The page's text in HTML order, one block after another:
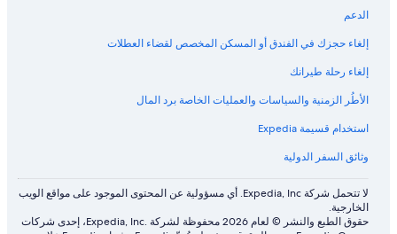
الدعم
إلغاء حجزك في الفندق أو المسكن المخصص لقضاء العطلات
إلغاء رحلة طيرانك
الأطُر الزمنية والسياسات والعمليات الخاصة برد المال
استخدام قسيمة Expedia
وثائق السفر الدولية
لا تتحمل شركة Expedia, Inc. أي مسؤولية عن المحتوى الموجود على مواقع الويب
الخارجية.
حقوق الطبع والنشر © لعام 2026 محفوظة لشركة .Expedia, Inc، إحدى شركات